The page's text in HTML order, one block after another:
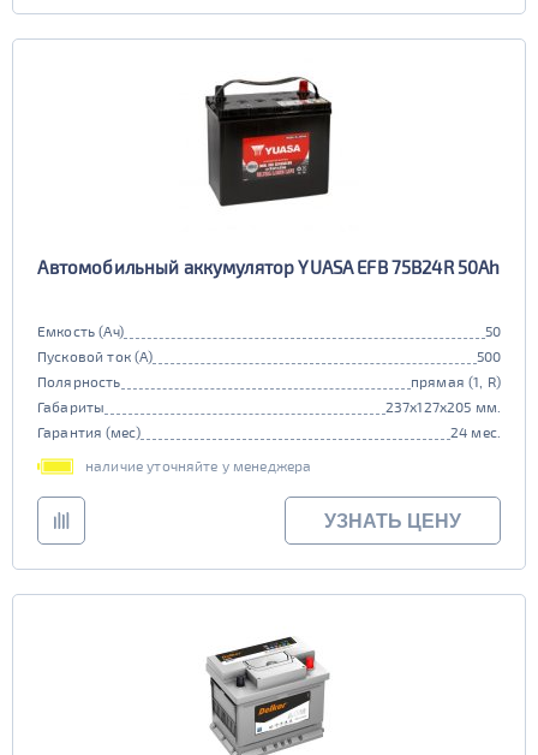
Автомобильный аккумулятор YUASA EFB 75B24R 50Ah
Емкость (Ач)
50
Пусковой ток (А)
500
Полярность
прямая (1, R)
Габариты
237x127x205 мм.
Гарантия (мес)
24 мес.
наличие уточняйте у менеджера
УЗНАТЬ ЦЕНУ